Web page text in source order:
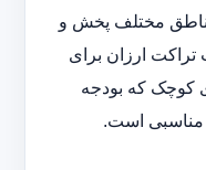
مختلف پخش و
ارزان برای
کوچک که بودجه
مناسبی است.